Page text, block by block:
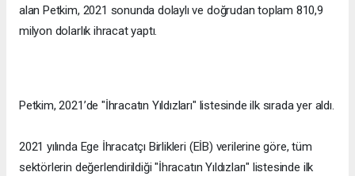
alan Petkim, 2021 sonunda dolaylı ve doğrudan toplam 810,9
milyon dolarlık ihracat yaptı.
Petkim, 2021’de "İhracatın Yıldızları" listesinde ilk sırada yer aldı.
2021 yılında Ege İhracatçı Birlikleri (EİB) verilerine göre, tüm
sektörlerin değerlendirildiği "İhracatın Yıldızları" listesinde ilk